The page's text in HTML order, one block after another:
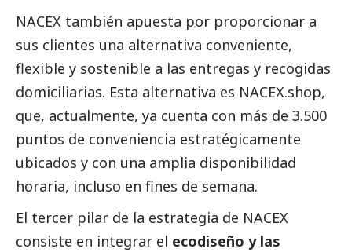
NACEX también apuesta por proporcionar a
sus clientes una alternativa conveniente,
flexible y sostenible a las entregas y recogidas
domiciliarias. Esta alternativa es NACEX.shop,
que, actualmente, ya cuenta con más de 3.500
puntos de conveniencia estratégicamente
ubicados y con una amplia disponibilidad
horaria, incluso en fines de semana.
El tercer pilar de la estrategia de NACEX
consiste en integrar el ecodiseño y las